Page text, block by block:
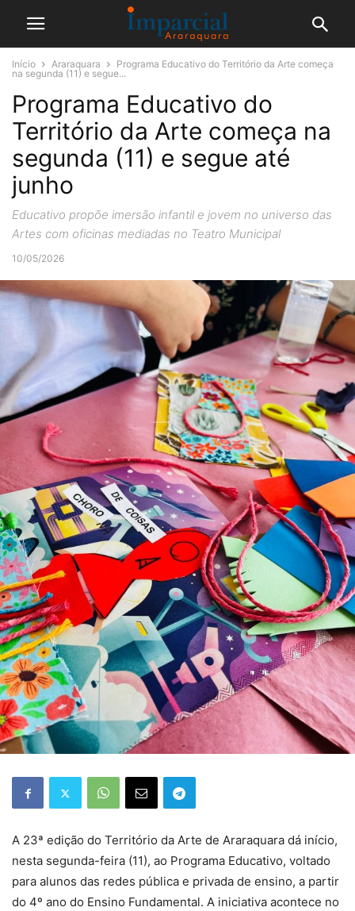
Início Araraquara
Programa Educativo do Território da Arte começa
na segunda (11) e segue...
Programa Educativo do
Território da Arte começa na
segunda (11) e segue até
junho
Educativo propõe imersão infantil e jovem no universo das
Artes com oficinas mediadas no Teatro Municipal
10/05/2026
A 23ª edição do Território da Arte de Araraquara dá início,
nesta segunda-feira (11), ao Programa Educativo, voltado
para alunos das redes pública e privada de ensino, a partir
do 4º ano do Ensino Fundamental. A iniciativa acontece no